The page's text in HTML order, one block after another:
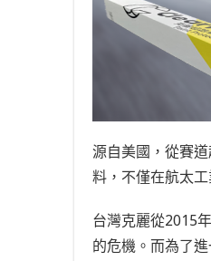
源自美國，從賽
料，不僅在航太
台灣克麗從2015
的危機。而為了